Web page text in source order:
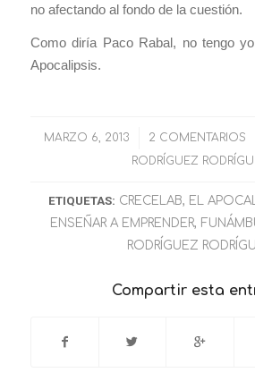
no afectando al fondo de la cuestión.
Como diría Paco Rabal, no tengo
Apocalipsis.
MARZO 6, 2013
/ 2 COMENTARIOS
/
RODRÍGUEZ
ETIQUETAS: CRECELAB, EL
ENSEÑAR A EMPRENDER,
RODRÍGUEZ
Compartir esta